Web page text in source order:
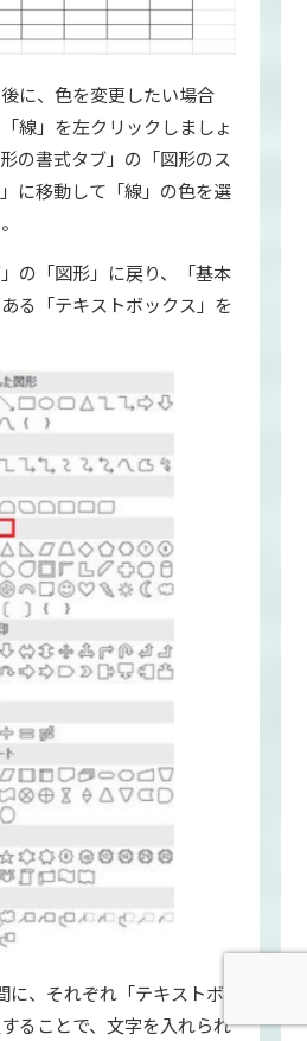
後に、色を変更したい場合
線」を左クリックしましょ
の書式タブ」の「図形のス
に移動して「線」の色を選
の「図形」に戻り、「基本
る「テキストボックス」を
に、それぞれ「テキストボ
ることで、文字を入れられ